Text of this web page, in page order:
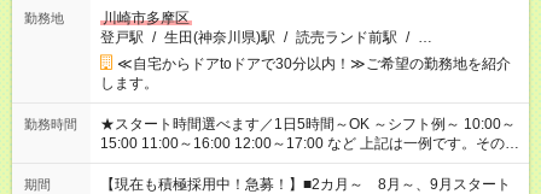
勤務地
川崎市多摩区
登戸駅 / 生田(神奈川県)駅 / 読売ランド前駅 / …
≪自宅からドアtoドアで30分以内！≫ご希望の勤務地を紹介
します。
勤務時間
★スタート時間選べます／1日5時間～OK ～シフト例～ 10:00～
15:00 11:00～16:00 12:00～17:00 など 上記は一例です。その他
シフトもご相談ください。 ※Wワークの場合当社と合わせて法
定労働時間が週40時間を超えなければOKです。
期間
【現在も積極採用中！急募！】■2カ月～ 8月～、9月スタート